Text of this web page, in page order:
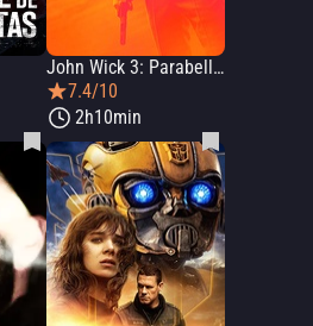
John Wick 3: Parabellum
7.4/10
2h10min